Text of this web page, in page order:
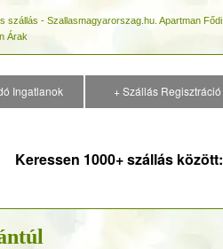
szállás - Szallasmagyarorszag.hu. Apartman Fődi
Árak
Ingatlanok + Szállás Regisztráció
Keressen 1000+ szállás között: